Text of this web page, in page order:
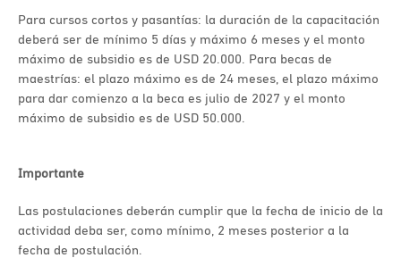
Para cursos cortos y pasantías: la duración de la capacitación
deberá ser de mínimo 5 días y máximo 6 meses y el monto
máximo de subsidio es de USD 20.000. Para becas de
maestrías: el plazo máximo es de 24 meses, el plazo máximo
para dar comienzo a la beca es julio de 2027 y el monto
máximo de subsidio es de USD 50.000.
Importante
Las postulaciones deberán cumplir que la fecha de inicio de la
actividad deba ser, como mínimo, 2 meses posterior a la
fecha de postulación.